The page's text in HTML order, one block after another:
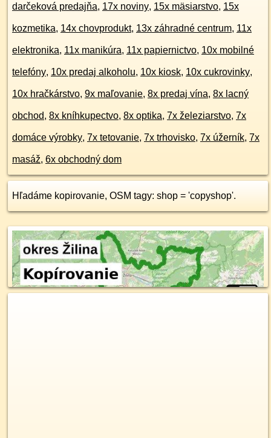
darčeková predajňa, 17x noviny, 15x mäsiarstvo, 15x
kozmetika, 14x chovprodukt, 13x záhradné centrum, 11x
elektronika, 11x manikúra, 11x papiernictvo, 10x mobilné
telefóny, 10x predaj alkoholu, 10x kiosk, 10x cukrovinky,
10x hračkárstvo, 9x maľovanie, 8x predaj vína, 8x lacný
obchod, 8x kníhkupectvo, 8x optika, 7x železiarstvo, 7x
domáce výrobky, 7x tetovanie, 7x trhovisko, 7x úžerník, 7x
masáž, 6x obchodný dom
Hľadáme kopirovanie, OSM tagy: shop = 'copyshop'.